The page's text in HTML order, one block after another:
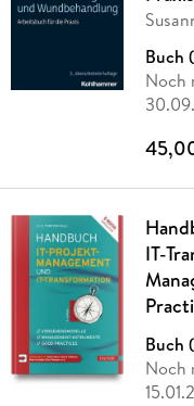
Buch
Noch
IT-
Buch
Noch